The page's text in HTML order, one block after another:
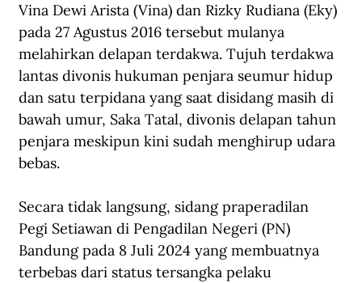
Vina Dewi Arista (Vina) dan Rizky Rudiana (Eky)
pada 27 Agustus 2016 tersebut mulanya
melahirkan delapan terdakwa. Tujuh terdakwa
lantas divonis hukuman penjara seumur hidup
dan satu terpidana yang saat disidang masih di
bawah umur, Saka Tatal, divonis delapan tahun
penjara meskipun kini sudah menghirup udara
bebas.
Secara tidak langsung, sidang praperadilan
Pegi Setiawan di Pengadilan Negeri (PN)
Bandung pada 8 Juli 2024 yang membuatnya
terbebas dari status tersangka pelaku